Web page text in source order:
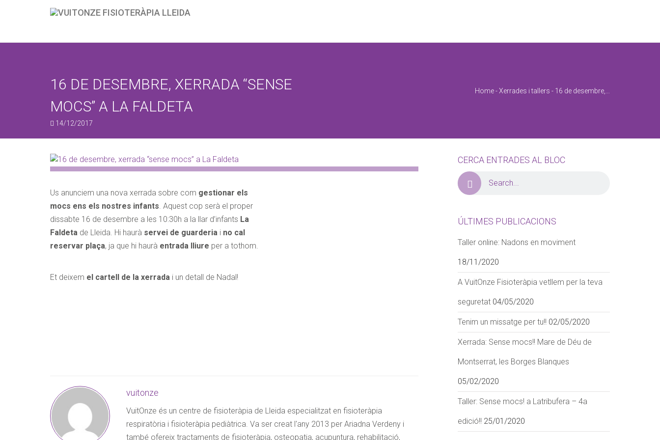
16 DE DESEMBRE, XERRADA “SENSE
MOCS” A LA FALDETA
14/12/2017
Home-Xerrades i tallers - 16 de desembre,…
Us anunciem una nova xerrada sobre com gestionar els
mocs ens els nostres infants . Aquest cop serà el proper
dissabte 16 de desembre a les 10:30h a la llar d’infants La
Faldeta de Lleida. Hi haurà servei de guarderia i no cal
reservar plaça, ja que hi haurà entrada lliure per a tothom.
Et deixem el cartell de la xerrada i un detall de Nadal!
vuitonze
VuitOnze és un centre de fisioteràpia de Lleida especialitzat en fisioteràpia
respiratòria i fisioteràpia pediàtrica. Va ser creat l'any 2013 per Ariadna Verdeny i
també ofereix tractaments de fisioteràpia, osteopatia, acupuntura, rehabilitació,
CERCA ENTRADES AL BLOC
ÚLTIMES PUBLICACIONS
Taller online: Nadons en moviment
18/11/2020
A VuitOnze Fisioteràpia vetllem per la teva
seguretat 04/05/2020
Tenim un missatge per tu!! 02/05/2020
Xerrada: Sense mocs!! Mare de Déu de
Montserrat, les Borges Blanques
05/02/2020
Taller: Sense mocs! a Latribufera – 4a
edició!! 25/01/2020
rebem ens posarem en contacte amb vostè per confirmar o proposar una altra hora.
Quin servei vol reservar?*
Fisioteràpia Pediàtrica
Rehabilitació / Mal d'esquena
Fisioteràpia ATM
Quin dia de la setmana?* A quina hora?*
De 12:00 a 15:00
De 15:00 a 17:00
De 17:00 a 20:00
LA VOSTRA INFORMACIÓ
SEGURETAT